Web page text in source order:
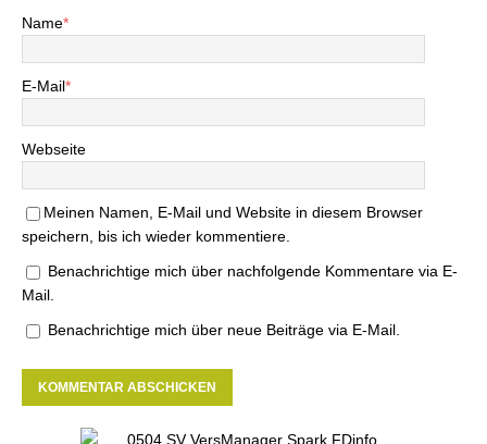
Name*
E-Mail*
Webseite
Meinen Namen, E-Mail und Website in diesem Browser
speichern, bis ich wieder kommentiere.
Benachrichtige mich über nachfolgende Kommentare via E-
Mail.
Benachrichtige mich über neue Beiträge via E-Mail.